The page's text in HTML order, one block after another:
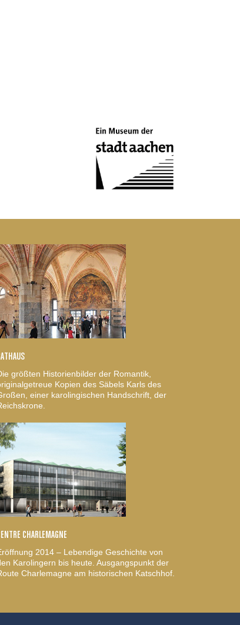
größten Historienbilder der Romantik,
Kopien des Säbels Karls des
einer karolingischen Handschrift, der
CHARLEMAGNE
2014 – Lebendige Geschichte von
Karolingern bis heute. Ausgangspunkt der
Charlemagne am historischen Katschhof.